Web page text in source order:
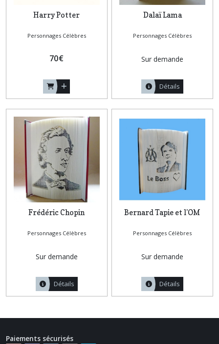
Harry Potter
Personnages Célèbres
70€
Dalaï Lama
Personnages Célèbres
Sur demande
Détails
Frédéric Chopin
Personnages Célèbres
Sur demande
Détails
Bernard Tapie et l'OM
Personnages Célèbres
Sur demande
Détails
Paiements sécurisés